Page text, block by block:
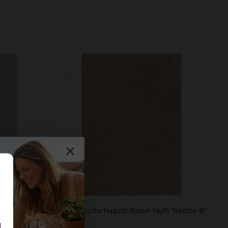
"Beatle-B" Esprit Kurzflorteppich Braun Multi "Beatle-B"
ESPRIT